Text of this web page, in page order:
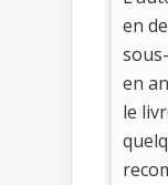
en
en
le